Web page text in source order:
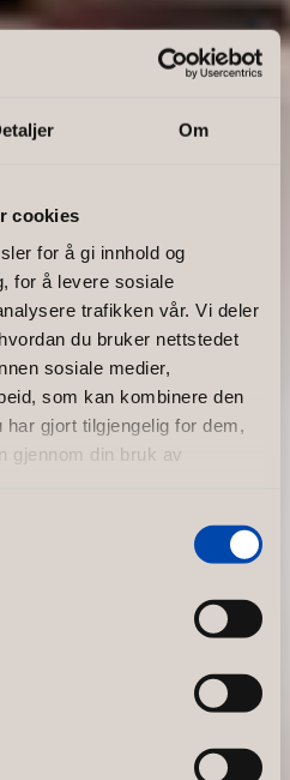
Om
cookies
for å gi innhold og
for å levere sosiale
trafikken vår. Vi deler
du bruker nettstedet
sosiale medier,
som kan kombinere den
gjort tilgjengelig for dem,
gjennom din bruk av
lykkes
med ditt
Interior, spesialister på
har beskrevet
viktige steg for å sikre et
innredningsprosjekt